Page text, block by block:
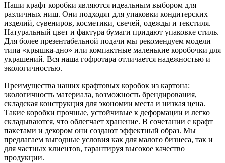
Наши крафт коробки являются идеальным выбором для
различных ниш. Они подходят для упаковки кондитерских
изделий, сувениров, косметики, свечей, одежды и текстиля.
Натуральный цвет и фактура бумаги придают упаковке стиль.
Для более презентабельной подачи мы рекомендуем модели
типа «крышка-дно» или компактные маленькие коробочки для
украшений. Вся наша гофротара отличается надежностью и
экологичностью.
Преимущества наших крафтовых коробок из картона:
экологичность материала, возможность брендирования,
складская конструкция для экономии места и низкая цена.
Такие коробки прочные, устойчивые к деформации и легко
складываются, что облегчает хранение. В сочетании с крафт
пакетами и декором они создают эффектный образ. Мы
предлагаем выгодные условия как для малого бизнеса, так и
для частных клиентов, гарантируя высокое качество
продукции.